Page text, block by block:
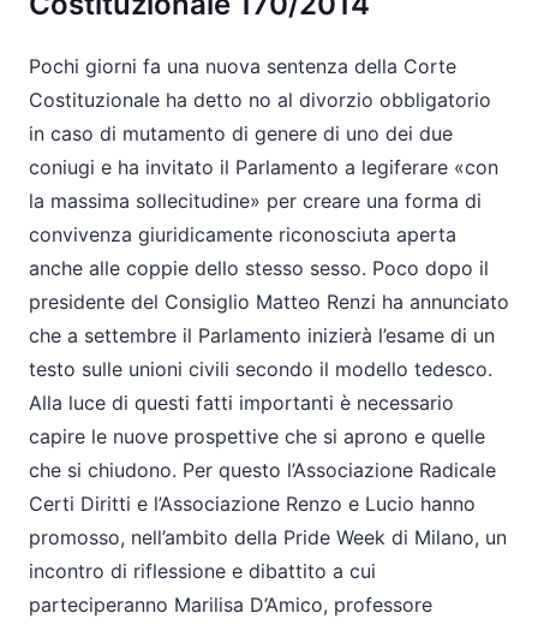
Pochi giorni fa una nuova sentenza della Corte
Costituzionale ​ha detto no al divorzio obbligatorio
in caso di mutamento di genere di uno dei due
coniugi e ha invitato il Parlamento a legiferare «con
la massima sollecitudine» per creare una forma di
convivenza giuridicamente riconosciuta aperta
anche alle coppie dello stesso sesso. Poco dopo il
presidente del Consiglio Matteo Renzi ha annunciato
che a settembre il Parlamento inizierà l’esame di un
testo sulle unioni civili secondo il modello tedesco.
Alla luce di questi fatti importanti è necessario
capire le nuove prospettive che si aprono e quelle
che si chiudono. Per questo l’Associazione Radicale
Certi Diritti e l’Associazione Renzo e Lucio hanno
promosso, nell’ambito della Pride Week di Milano, un
incontro di riflessione e dibattito a cui
parteciperanno Marilisa D’Amico, professore